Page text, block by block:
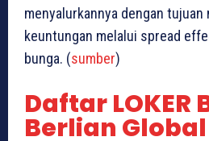
menyalurkannya dengan tujuan
keuntungan melalui spread
bunga. (sumber)
Daftar LOKER
Berlian